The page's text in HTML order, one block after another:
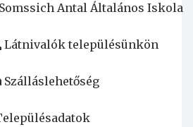
Somssich Antal Általános Iskola
Látnivalók településünkön
Szálláslehetőség